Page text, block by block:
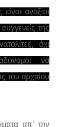
ανάξιοι
της
όχι
να
του αρχαίου
απ’ την